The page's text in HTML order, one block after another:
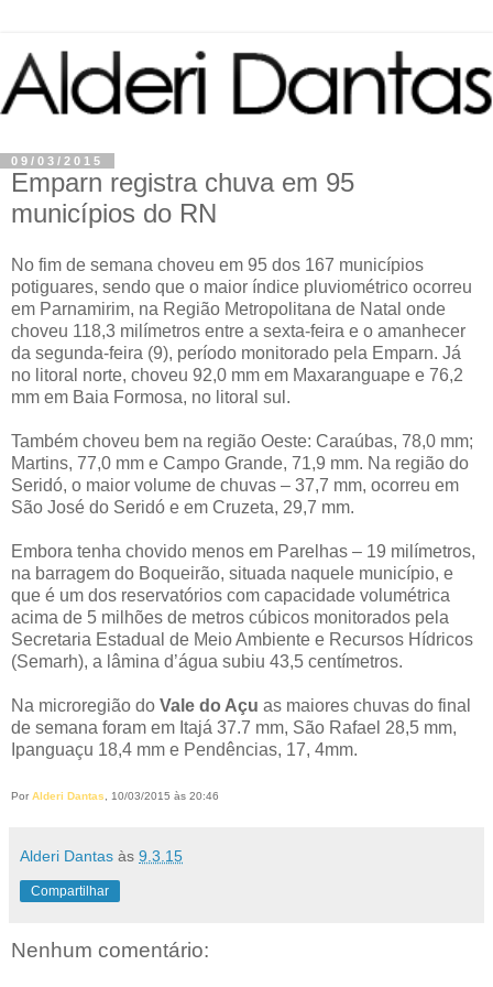
09/03/2015
Emparn registra chuva em 95
municípios do RN
No fim de semana choveu em 95 dos 167 municípios
potiguares, sendo que o maior índice pluviométrico ocorreu
em Parnamirim, na Região Metropolitana de Natal onde
choveu 118,3 milímetros entre a sexta-feira e o amanhecer
da segunda-feira (9), período monitorado pela Emparn. Já
no litoral norte, choveu 92,0 mm em Maxaranguape e 76,2
mm em Baia Formosa, no litoral sul.
Também choveu bem na região Oeste: Caraúbas, 78,0 mm;
Martins, 77,0 mm e Campo Grande, 71,9 mm. Na região do
Seridó, o maior volume de chuvas – 37,7 mm, ocorreu em
São José do Seridó e em Cruzeta, 29,7 mm.
Embora tenha chovido menos em Parelhas – 19 milímetros,
na barragem do Boqueirão, situada naquele município, e
que é um dos reservatórios com capacidade volumétrica
acima de 5 milhões de metros cúbicos monitorados pela
Secretaria Estadual de Meio Ambiente e Recursos Hídricos
(Semarh), a lâmina d’água subiu 43,5 centímetros.
Na microregião do Vale do Açu as maiores chuvas do final
de semana foram em Itajá 37.7 mm, São Rafael 28,5 mm,
Ipanguaçu 18,4 mm e Pendências, 17, 4mm.
Por Alderi Dantas, 10/03/2015 às 20:46
Alderi Dantas às 9.3.15
Compartilhar
Nenhum comentário: